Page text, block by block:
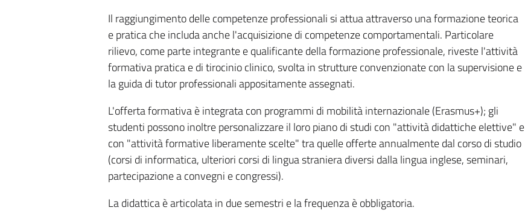
Il raggiungimento delle competenze professionali si attua attraverso una formazione teorica
e pratica che includa anche l'acquisizione di competenze comportamentali. Particolare
rilievo, come parte integrante e qualificante della formazione professionale, riveste l'attività
formativa pratica e di tirocinio clinico, svolta in strutture convenzionate con la supervisione e
la guida di tutor professionali appositamente assegnati.
L'offerta formativa è integrata con programmi di mobilità internazionale (Erasmus+); gli
studenti possono inoltre personalizzare il loro piano di studi con "attività didattiche elettive" e
con "attività formative liberamente scelte" tra quelle offerte annualmente dal corso di studio
(corsi di informatica, ulteriori corsi di lingua straniera diversi dalla lingua inglese, seminari,
partecipazione a convegni e congressi).
La didattica è articolata in due semestri e la frequenza è obbligatoria.